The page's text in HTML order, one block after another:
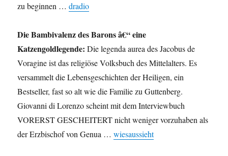
zu beginnen …dradio
Die Bambivalenz des Barons â€“ eine
Katzengoldlegende: Die legenda aurea des Jacobus de
Voragine ist das religiöse Volksbuch des Mittelalters. Es
versammelt die Lebensgeschichten der Heiligen, ein
Bestseller, fast so alt wie die Familie zu Guttenberg.
Giovanni di Lorenzo scheint mit dem Interviewbuch
VORERST GESCHEITERT nicht weniger vorzuhaben als
der Erzbischof von Genua …wiesaussieht